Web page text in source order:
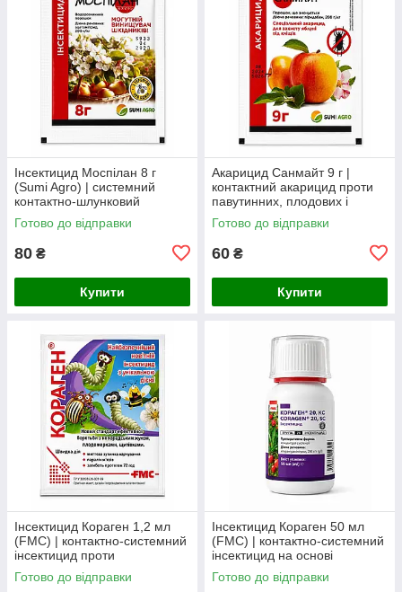
Інсектицид Моспілан 8 г
(Sumi Agro) | системний
контактно-шлунковий
інсектицид проти
колорадського жука,
Готово до відправки
80 ₴
Купити
Акарицид Санмайт 9 г |
контактний акарицид проти
павутинних, плодових і
цитрусових кліщів
Готово до відправки
60 ₴
Купити
Інсектицид Кораген 1,2 мл
(FMC) | контактно-системний
інсектицид проти
колорадського жука,
плодожерок, листовійок і
Готово до відправки
Інсектицид Кораген 50 мл
(FMC) | контактно-системний
інсектицид на основі
хлорантраніліпролу проти
лускокрилих шкідників
Готово до відправки